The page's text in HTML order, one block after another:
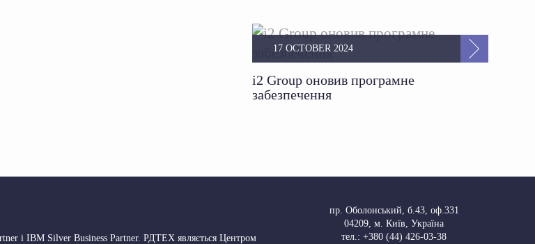
i2 Group оновив програмне
забезпечення
17 OCTOBER 2024
і IBM Silver Business Partner. РДТЕХ являється Центром
пр. Оболонський, б.43, оф.331
04209, м. Київ, Україна
тел.: +380 (44) 426-03-38